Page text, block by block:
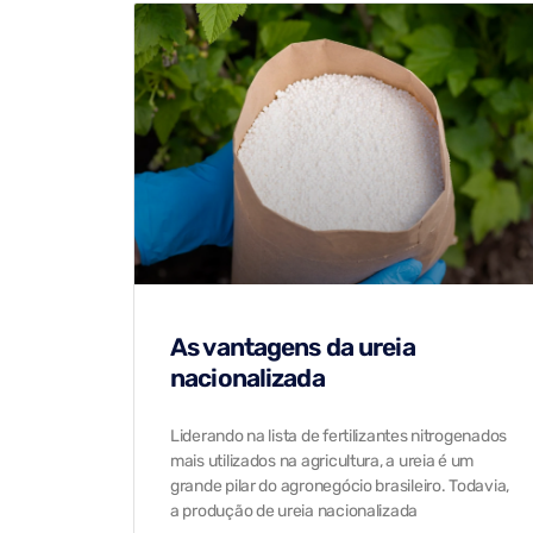
As vantagens da ureia
nacionalizada
Liderando na lista de fertilizantes nitrogenados
mais utilizados na agricultura, a ureia é um
grande pilar do agronegócio brasileiro. Todavia,
a produção de ureia nacionalizada